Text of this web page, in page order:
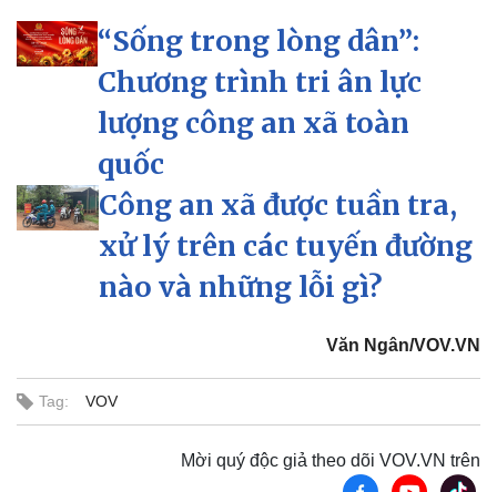
“Sống trong lòng dân”:
Chương trình tri ân lực
lượng công an xã toàn
quốc
Công an xã được tuần tra,
xử lý trên các tuyến đường
nào và những lỗi gì?
Văn Ngân/VOV.VN
Tag: VOV
Mời quý độc giả theo dõi VOV.VN trên